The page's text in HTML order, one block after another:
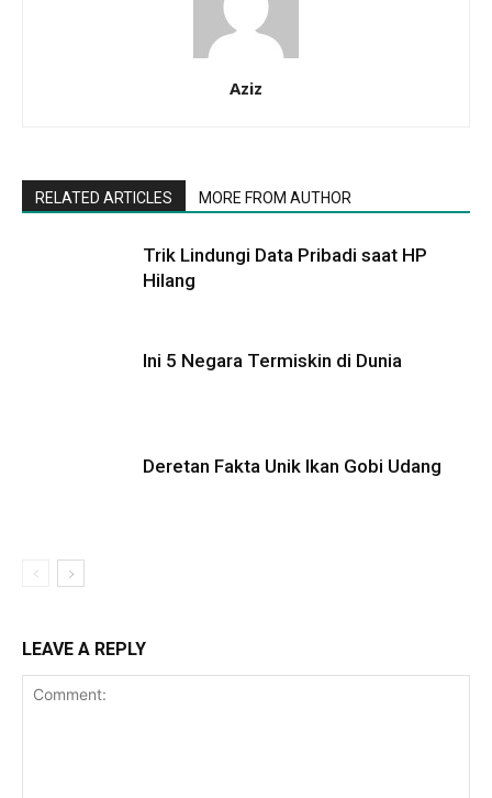
Aziz
RELATED ARTICLES MORE FROM AUTHOR
Trik Lindungi Data Pribadi saat HP
Hilang
Ini 5 Negara Termiskin di Dunia
Deretan Fakta Unik Ikan Gobi Udang
LEAVE A REPLY